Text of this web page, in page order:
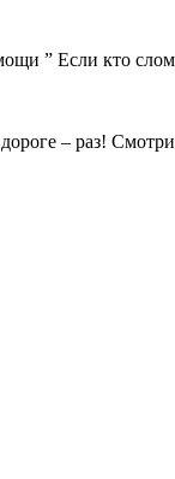
” Если кто
– раз!